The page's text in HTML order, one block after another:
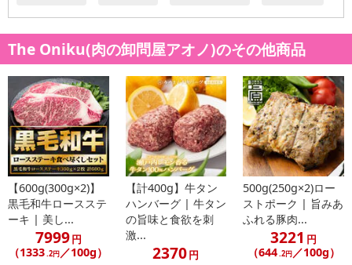
The Oniku(肉の卸問屋アオノ)のその他商品
【600g(300g×2)】
黒毛和牛ロースステ
ーキ | 美し...
7999円
（1333.2円／100g）
【計400g】牛タン
ハンバーグ | 牛タン
の旨味と食欲を刺
激...
2370円
500g(250g×2)ロー
ストポーク | 旨みあ
ふれる豚肉...
3221 円
（644.2円／100g）